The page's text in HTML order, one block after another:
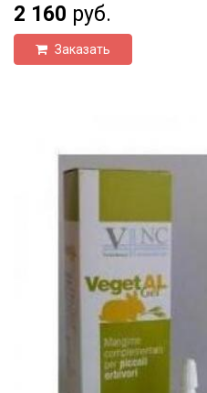
2 160 руб.
Заказать